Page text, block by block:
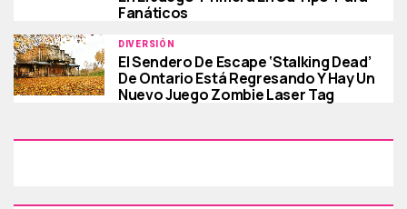
Fanáticos
DIVERSIÓN
El Sendero De Escape ‘Stalking Dead’
De Ontario Está Regresando Y Hay Un
Nuevo Juego Zombie Laser Tag